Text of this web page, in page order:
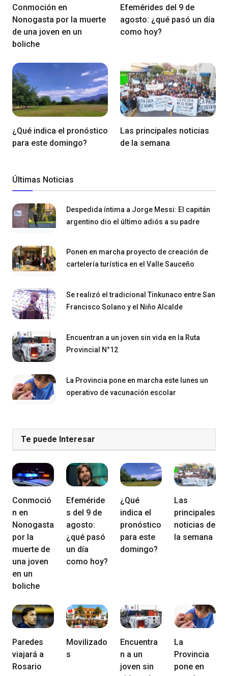
Conmoción en
Nonogasta por la muerte
de una joven en un
boliche
Efemérides del 9 de
agosto: ¿qué pasó un día
como hoy?
¿Qué indica el pronóstico
para este domingo?
Las principales noticias
de la semana
Últimas Noticias
Despedida íntima a Jorge Messi: El capitán
argentino dio el último adiós a su padre
Ponen en marcha proyecto de creación de
cartelería turística en el Valle Sauceño
Se realizó el tradicional Tinkunaco entre San
Francisco Solano y el Niño Alcalde
Encuentran a un joven sin vida en la Ruta
Provincial N°12
La Provincia pone en marcha este lunes un
operativo de vacunación escolar
Te puede Interesar
Conmoció
n en
Nonogasta
por la
muerte de
una joven
en un
boliche
Efeméride
s del 9 de
agosto:
¿qué pasó
un día
como hoy?
¿Qué
indica el
pronóstico
para este
domingo?
Las
principales
noticias de
la semana
Paredes
viajará a
Rosario
Movilizado
s
Encuentra
n a un
joven sin
La
Provincia
pone en